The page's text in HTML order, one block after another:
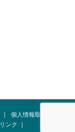
| 個人情報取扱規約
リンク |